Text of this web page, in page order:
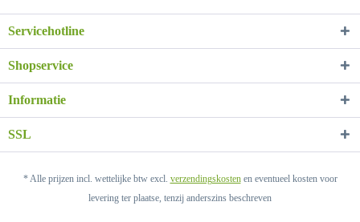
Servicehotline
Shopservice
Informatie
SSL
* Alle prijzen incl. wettelijke btw excl. verzendingskostenen eventueel kosten voor
levering ter plaatse, tenzij anderszins beschreven